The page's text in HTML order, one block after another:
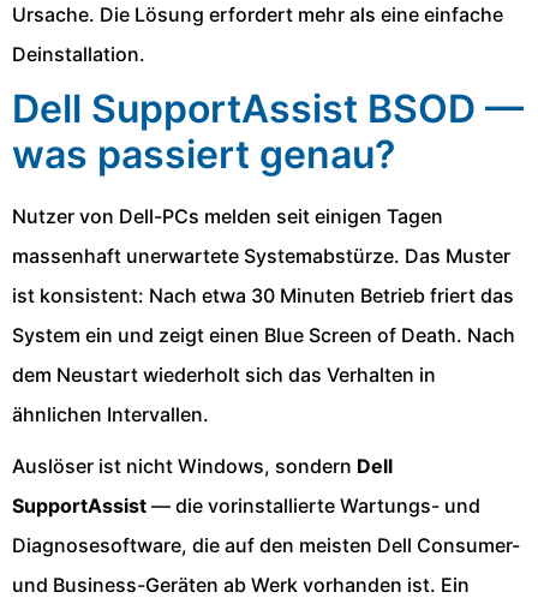
Ursache. Die Lösung erfordert mehr als eine einfache
Deinstallation.
Dell SupportAssist BSOD —
was passiert genau?
Nutzer von Dell-PCs melden seit einigen Tagen
massenhaft unerwartete Systemabstürze. Das Muster
ist konsistent: Nach etwa 30 Minuten Betrieb friert das
System ein und zeigt einen Blue Screen of Death. Nach
dem Neustart wiederholt sich das Verhalten in
ähnlichen Intervallen.
Auslöser ist nicht Windows, sondern Dell
SupportAssist — die vorinstallierte Wartungs- und
Diagnosesoftware, die auf den meisten Dell Consumer-
und Business-Geräten ab Werk vorhanden ist. Ein